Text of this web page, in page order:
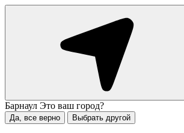
Барнаул Это ваш город?
Да, все верно Выбрать другой